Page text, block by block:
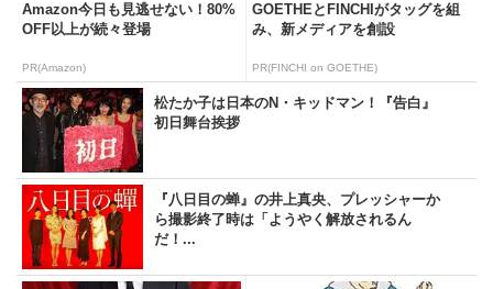
Amazon今日も見逃せない！80%
OFF以上が続々登場
PR(Amazon)
GOETHEとFINCHIがタッグを組
み、新メディアを創設
PR(FINCHI on GOETHE)
松たか子は日本のN・キッドマン！『告白』
初日舞台挨拶
『八日目の蝉』の井上真央、プレッシャーか
ら撮影終了時は「ようやく解放されるん
だ！...